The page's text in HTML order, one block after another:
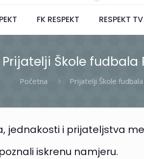
FK RESPEKT RESPEKT TV
Prijatelji Škole fudbala
Početna Prijatelji Škole
jednakosti i prijateljstva
iskrenu namjeru.